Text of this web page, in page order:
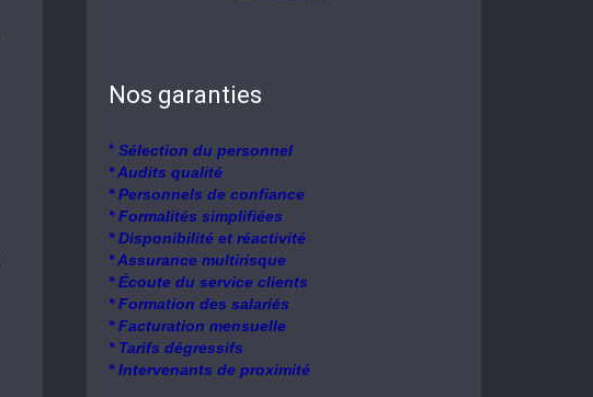
Nos garanties
* Sélection du personnel
* Audits qualité
* Personnels de confiance
* Formalités simplifiées
* Disponibilité et réactivité
* Assurance multirisque
* Écoute du service clients
* Formation des salariés
* Facturation mensuelle
* Tarifs dégressifs
* Intervenants de proximité